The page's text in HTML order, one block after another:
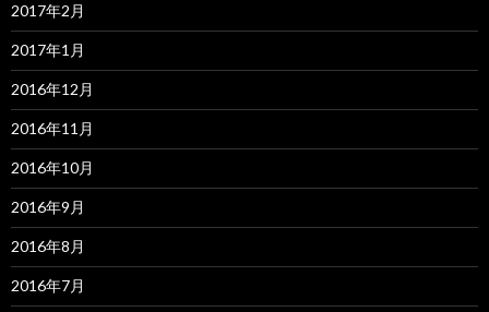
2017年2月
2017年1月
2016年12月
2016年11月
2016年10月
2016年9月
2016年8月
2016年7月